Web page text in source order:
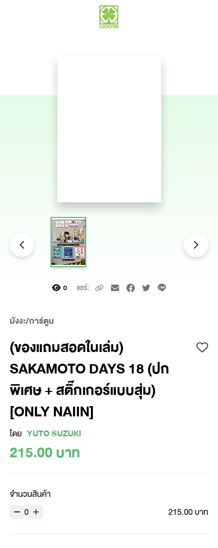
0 แชร์:
มังงะ/การ์ตูน
(ของแถมสอดในเล่ม)
SAKAMOTO DAYS 18 (ปก
พิเศษ + สติ๊กเกอร์แบบสุ่ม)
[ONLY NAIIN]
โดย YUTO SUZUKI
215.00 บาท
จำนวนสินค้า
0
215.00 บาท